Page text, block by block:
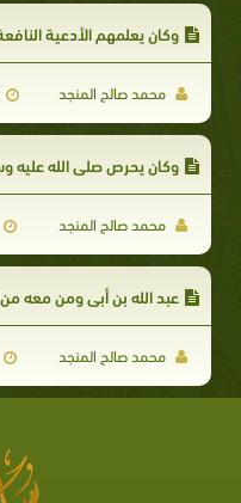
وكان يعلمهم الأدعية
محمد صالح المنجد
وكان يحرص صلى الله عليه وسلم على دعوتهم إلى الله، ويطمع في
محمد صالح المنجد
عبد الله بن أبى ومن معه من
محمد صالح المنجد